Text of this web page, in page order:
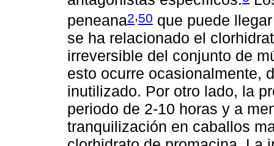
peneana2,50 que puede
se ha relacionado el
irreversible del conjunto de
esto ocurre ocasionalmente,
inutilizado. Por otro lado, la
periodo de 2-10 horas y a
tranquilización en caballos